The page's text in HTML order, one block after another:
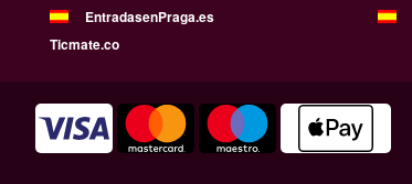
EntradasenPraga.es
Ticmate.co